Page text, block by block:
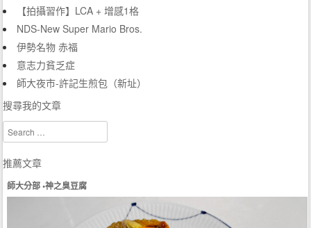
【拍攝習作】LCA + 增感1格
NDS-New Super Mario Bros.
伊勢名物 赤福
意志力貧乏症
師大夜市-許記生煎包（新址）
搜尋我的文章
Search
推薦文章
師大分部 •神之臭豆腐